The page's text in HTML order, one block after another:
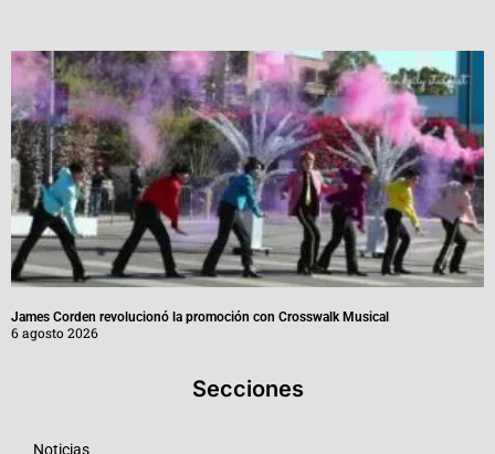
James Corden revolucionó la promoción con Crosswalk Musical
6 agosto 2026
Secciones
Noticias